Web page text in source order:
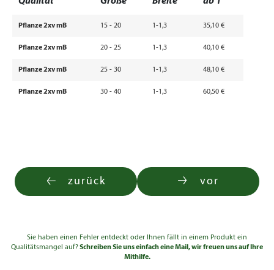
Pflanze 2xv mB 15 - 20 1-1,3 35,10 €
Pflanze 2xv mB 20 - 25 1-1,3 40,10 €
Pflanze 2xv mB 25 - 30 1-1,3 48,10 €
Pflanze 2xv mB 30 - 40 1-1,3 60,50 €
zurück vor
Sie haben einen Fehler entdeckt oder Ihnen fällt in einem Produkt ein
Qualitätsmangel auf?Schreiben Sie uns einfach eine Mail, wir freuen uns auf Ihre
Mithilfe.